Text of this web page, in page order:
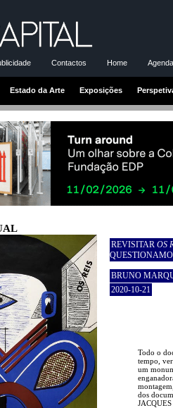
Contactos Home
Estado da Arte Exposições
REVISITAR OS
BRUNO
2020-10-21
Todo o
tempo,
um
dos